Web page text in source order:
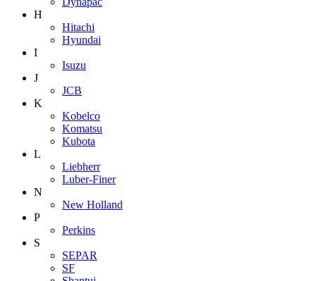
H
Hitachi
Hyundai
I
Isuzu
J
JCB
K
Kobelco
Komatsu
Kubota
L
Liebherr
Luber-Finer
N
New Holland
P
Perkins
S
SEPAR
SF